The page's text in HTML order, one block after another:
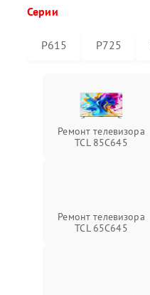
Серии
P615 P725
Ремонт телевизора
TCL 85C645
Ремонт телевизора
TCL 65C645